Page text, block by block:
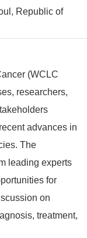
Republic of
(WCLC
researchers,
advances in
The
leading experts
for
on
treatment,